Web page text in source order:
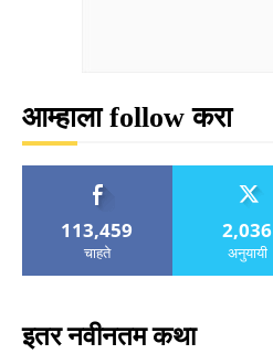
आम्हाला follow करा
113,459
चाहते
2,036
अनुयायी
इतर नवीनतम कथा